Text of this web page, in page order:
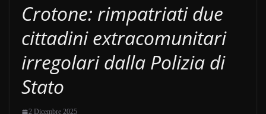
Crotone: rimpatriati due
cittadini extracomunitari
irregolari dalla Polizia di
Stato
2 Dicembre 2025